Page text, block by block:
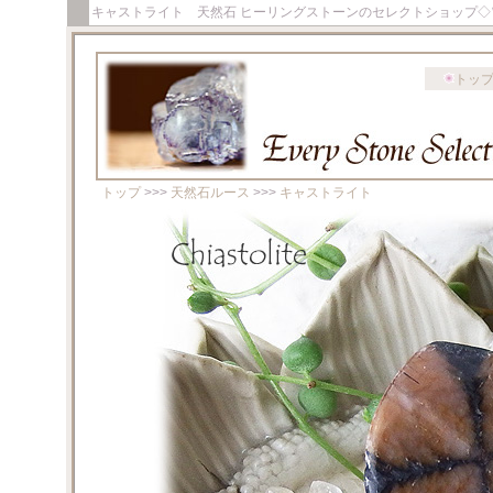
キャストライト 天然石 ヒーリングストーンのセレクトショップ
トップ
トップ>>> 天然石ルース >>> キャストライト